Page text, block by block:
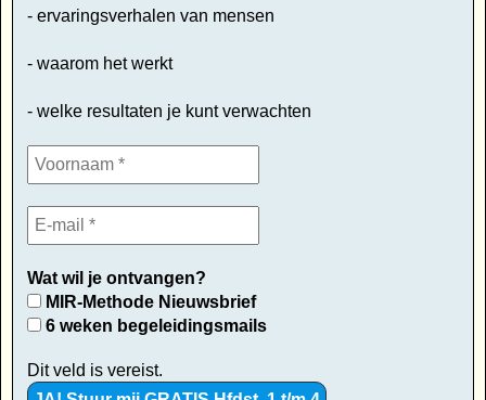
- ervaringsverhalen van mensen
- waarom het werkt
- welke resultaten je kunt verwachten
Wat wil je ontvangen?
MIR-Methode Nieuwsbrief
6 weken begeleidingsmails
Dit veld is vereist.